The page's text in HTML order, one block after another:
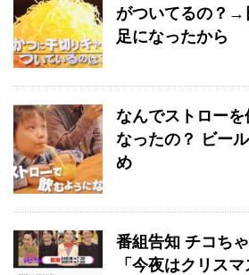
がついてるの？→
足になったから
なんでストロー
なったの？ ビー
め
番組告知 チコち
「今夜はクリス